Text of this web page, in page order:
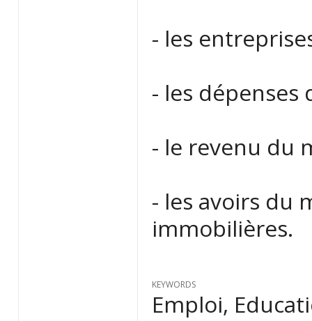
- les
- les dépenses
- le revenu du
- les avoirs du
immobilières.
KEYWORDS
Emploi,